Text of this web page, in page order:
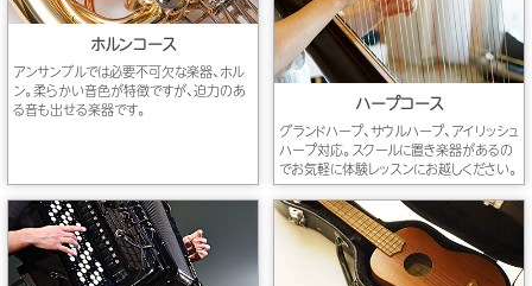
ホルンコース
アンサンブルでは必要不可欠な楽器、ホル
ン。柔らかい音色が特徴ですが、迫力のあ
る音も出せる楽器です。
ハープコース
グランドハープ、サウルハープ、アイリッシュ
ハープ対応。スクールに置き楽器があるの
でお気軽に体験レッスンにお越しください。